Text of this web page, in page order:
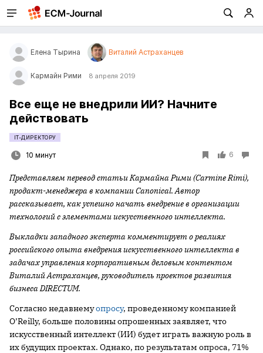
Елена Тырина Виталий Астраханцев
Кармайн Рими 8 апреля 2019
Все еще не внедрили ИИ? Начните
действовать
IT-ДИРЕКТОРУ
10 минут 6
Представляем перевод статьи Кармайна Рими (Carmine Rimi),
продакт-менеджера в компанииCanonical. Автор
рассказывает, как успешно начать внедрение в организации
технологий с элементами искусственного интеллекта.
Выкладки западного эксперта комментирует о реалиях
российского опыта внедрения искусственного интеллекта в
задачах управления корпоративным деловым контентом
Виталий Астраханцев, руководитель проектов развития
бизнеса DIRECTUM.
Согласно недавнемуопросу, проведенному компанией
O’Reilly, больше половины опрошенных заявляет, что
искусственный интеллект (ИИ) будет играть важную роль в
их будущих проектах. Однако, по результатам опроса, 71%